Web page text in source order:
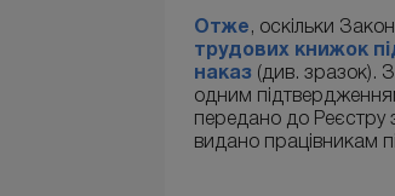
Отже , оскільки
трудових книжок
наказ (див. зразок).
одним
передано до Реєстру
видано працівникам